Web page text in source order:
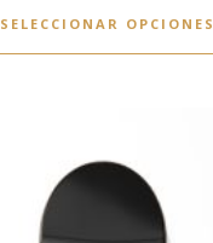
SELECCIONAR OPCIONES